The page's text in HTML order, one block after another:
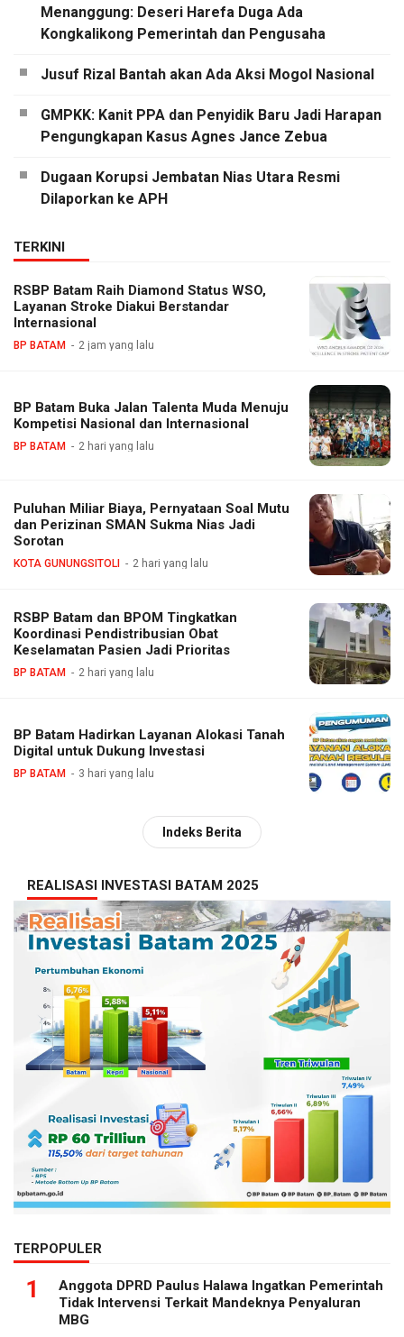
Menanggung: Deseri Harefa Duga Ada
Kongkalikong Pemerintah dan Pengusaha
Jusuf Rizal Bantah akan Ada Aksi Mogol Nasional
GMPKK: Kanit PPA dan Penyidik Baru Jadi Harapan
Pengungkapan Kasus Agnes Jance Zebua
Dugaan Korupsi Jembatan Nias Utara Resmi
Dilaporkan ke APH
TERKINI
RSBP Batam Raih Diamond Status WSO,
Layanan Stroke Diakui Berstandar
Internasional
BP BATAM 2 jam yang lalu
BP Batam Buka Jalan Talenta Muda Menuju
Kompetisi Nasional dan Internasional
BP BATAM 2 hari yang lalu
Puluhan Miliar Biaya, Pernyataan Soal Mutu
dan Perizinan SMAN Sukma Nias Jadi
Sorotan
KOTA GUNUNGSITOLI 2 hari yang lalu
RSBP Batam dan BPOM Tingkatkan
Koordinasi Pendistribusian Obat
Keselamatan Pasien Jadi Prioritas
BP BATAM 2 hari yang lalu
BP Batam Hadirkan Layanan Alokasi Tanah
Digital untuk Dukung Investasi
BP BATAM 3 hari yang lalu
Indeks Berita
REALISASI INVESTASI BATAM 2025
TERPOPULER
1
Anggota DPRD Paulus Halawa Ingatkan Pemerintah
Tidak Intervensi Terkait Mandeknya Penyaluran
MBG